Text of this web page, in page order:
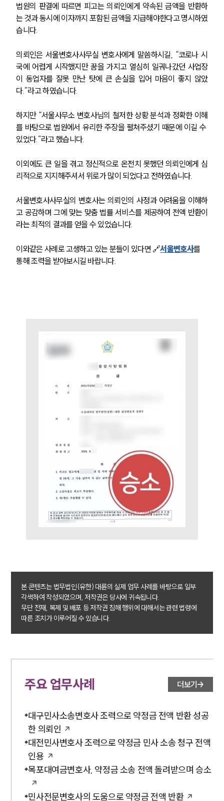
그룹소개
고객의 소리
통합검색
AI대륜
업무사례
주요 업무사례
업무분야
민사그룹 업무
전체
구성원 소개
손해배상 · 민사전문변호사
소식/자료
언론보도
공지사항
법률서식
세미나
법원의 판결에 따르면 피고는 의뢰인에게 약속된 금액을 반환하
는 것과 동시에 이자까지 포함된 금액을 지급해야한다고 명시하였
습니다.
의뢰인은 서울변호사사무실 변호사에게 말씀하시길, “코로나 시
국에 어렵게 시작했지만 꿈을 가지고 열심히 일궈나갔던 사업장
이 동업자를 잘못 만난 탓에 큰 손실을 입어 마음이 좋지 않았
다.”라고 하였습니다.
하지만 “서울사무소 변호사님의 철저한 상황 분석과 정확한 이해
를 바탕으로 법원에서 유리한 주장을 펼쳐주셨기 때문에 이길 수
있었다.”라고 했습니다.
이외에도 큰 일을 겪고 정신적으로 온전치 못했던 의뢰인에게 심
리적으로 지지해주셔서 위로가 많이 되었다고 전하였습니다.
서울변호사사무실의 변호사는 의뢰인의 사정과 어려움을 이해하
고 공감하며 그에 맞는 맞춤 법률 서비스를 제공하여 전액 반환이
라는 최적의 결과를 얻을 수 있었습니다.
이와같은 사례로 고생하고 있는 분들이 있다면 🔗서울변호사를
통해 조력을 받아보시길 바랍니다.
본 콘텐츠는 법무법인(유한) 대륜의 실제 업무 사례를 바탕으로 일부
각색하여 작성되었으며, 저작권은 당사에 귀속됩니다.
무단 전재, 복제 및 배포 등 저작권 침해 행위에 대해서는 관련 법령에
따른 조치가 이루어질 수 있습니다.
주요 업무사례 더보기
대구민사소송변호사 조력으로 약정금 전액 반환 성공
한 의뢰인
대전민사변호사 조력으로 약정금 민사 소송 청구 전액
인용
목포대여금변호사, 약정금 소송 전액 돌려받으며 승소
민사전문변호사의 도움으로 약정금 전액 반환